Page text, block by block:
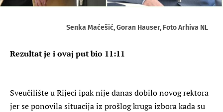
Senka Maćešić, Goran Hauser, Foto Arhiva NL
Rezultat je i ovaj put bio 11:11
Sveučilište u Rijeci ipak nije danas dobilo novog rektora
jer se ponovila situacija iz prošlog kruga izbora kada su